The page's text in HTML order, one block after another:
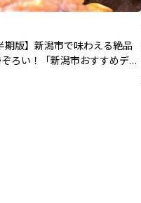
期版】新潟市で味わえる絶品
ろい！「新潟市おすすめディ